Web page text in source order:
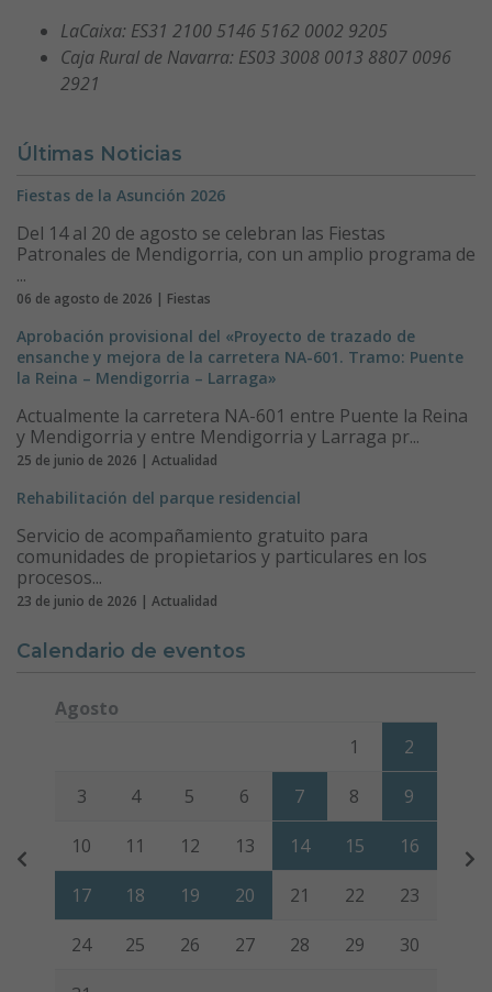
LaCaixa: ES31 2100 5146 5162 0002 9205
Caja Rural de Navarra: ES03 3008 0013 8807 0096
2921
Últimas Noticias
Fiestas de la Asunción 2026
Del 14 al 20 de agosto se celebran las Fiestas
Patronales de Mendigorria, con un amplio programa de
...
06 de agosto de 2026 | Fiestas
Aprobación provisional del «Proyecto de trazado de
ensanche y mejora de la carretera NA-601. Tramo: Puente
la Reina – Mendigorria – Larraga»
Actualmente la carretera NA-601 entre Puente la Reina
y Mendigorria y entre Mendigorria y Larraga pr...
25 de junio de 2026 | Actualidad
Rehabilitación del parque residencial
Servicio de acompañamiento gratuito para
comunidades de propietarios y particulares en los
procesos...
23 de junio de 2026 | Actualidad
Calendario de eventos
Agosto
Viernes Sábado
1 2
3 4 5 6 7 8 9
10 11 12 13 14 15 16
17 18 19 20 21 22 23
24 25 26 27 28 29 30